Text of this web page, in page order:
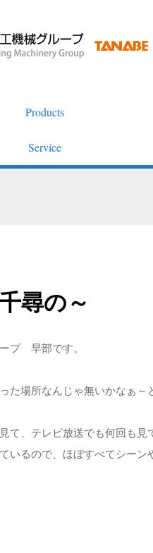
Products
Service
尋の～
プ 早部です。
た場所なんじゃ無いかなぁ
て、テレビ放送でも何回も見
いるので、ほぼすべてシー